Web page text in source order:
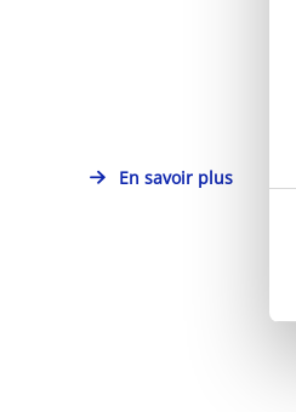
En savoir plus